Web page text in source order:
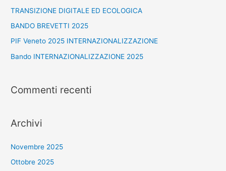
TRANSIZIONE DIGITALE ED ECOLOGICA
BANDO BREVETTI 2025
PIF Veneto 2025 INTERNAZIONALIZZAZIONE
Bando INTERNAZIONALIZZAZIONE 2025
Commenti recenti
Archivi
Novembre 2025
Ottobre 2025